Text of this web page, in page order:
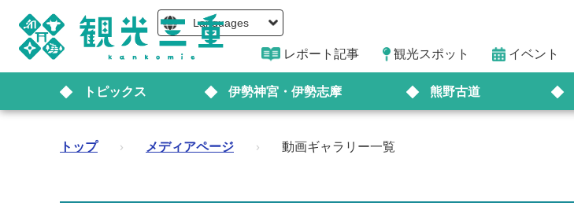
Languages
レポート記事 観光スポット イベント
トピックス 伊勢神宮・伊勢志摩 熊野古道
トップ › メディアページ › 動画ギャラリー一覧